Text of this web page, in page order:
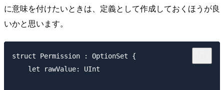
に意味を付けたいときは、定義として作成しておくほうが良
いかと思います。
struct Permission : OptionSet {
    let rawValue: UInt